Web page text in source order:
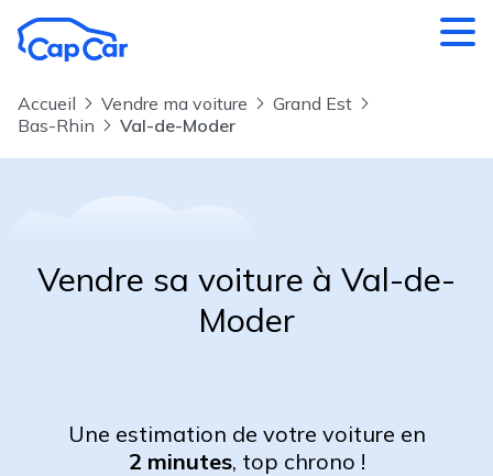
Accueil Vendre ma voiture
Grand Est
Bas-Rhin
Val-de-Moder
Vendre sa voiture à Val-de-
Moder
Une estimation de votre voiture en
2 minutes, top chrono !